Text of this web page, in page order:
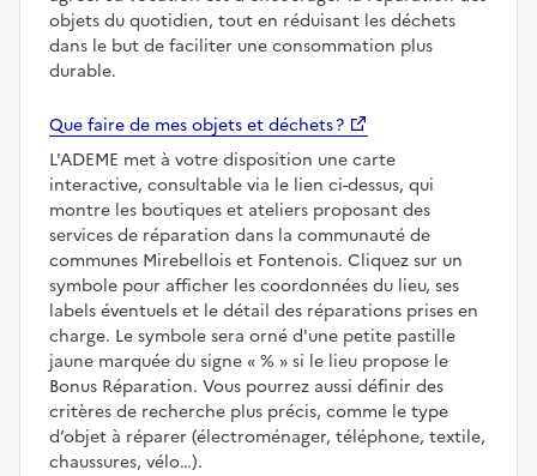
objets du quotidien, tout en réduisant les déchets
dans le but de faciliter une consommation plus
durable.
Que faire de mes objets et déchets ?
L'ADEME met à votre disposition une carte
interactive, consultable via le lien ci-dessus, qui
montre les boutiques et ateliers proposant des
services de réparation dans la communauté de
communes Mirebellois et Fontenois. Cliquez sur un
symbole pour afficher les coordonnées du lieu, ses
labels éventuels et le détail des réparations prises en
charge. Le symbole sera orné d'une petite pastille
jaune marquée du signe
%
si le lieu propose le
Bonus Réparation. Vous pourrez aussi définir des
critères de recherche plus précis, comme le type
d’objet à réparer (électroménager, téléphone, textile,
chaussures, vélo…).